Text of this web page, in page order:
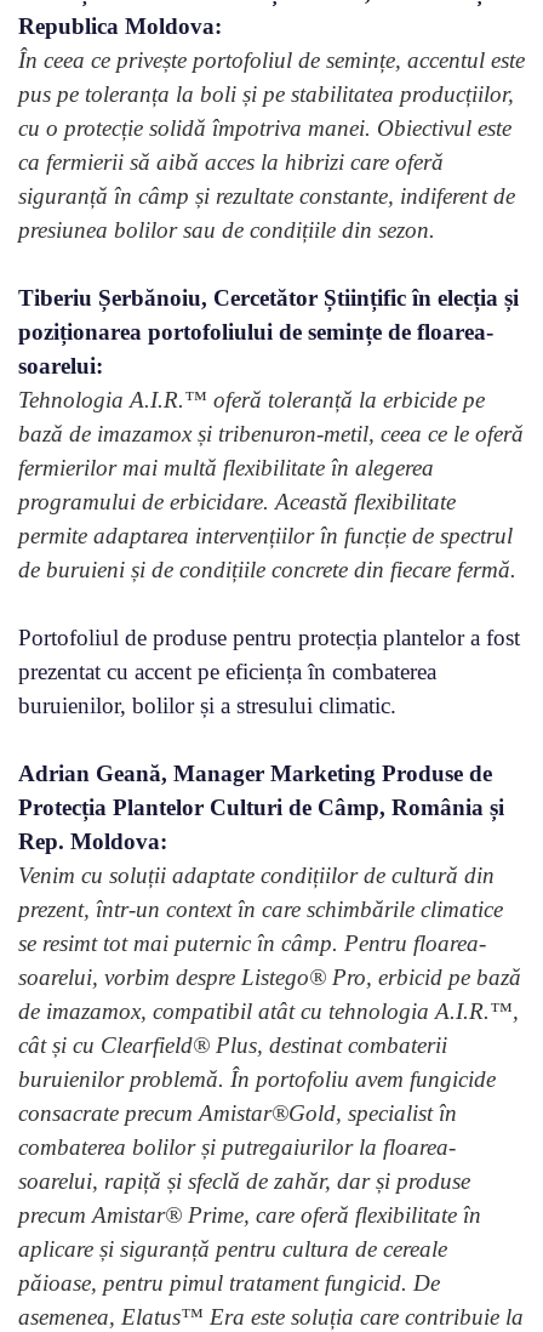
Republica Moldova:
În ceea ce privește portofoliul de semințe, accentul este
pus pe toleranța la boli și pe stabilitatea producțiilor,
cu o protecție solidă împotriva manei. Obiectivul este
ca fermierii să aibă acces la hibrizi care oferă
siguranță în câmp și rezultate constante, indiferent de
presiunea bolilor sau de condițiile din sezon.
Tiberiu Șerbănoiu, Cercetător Științific în elecția și
poziționarea portofoliului de semințe de floarea-
soarelui:
Tehnologia A.I.R.™ oferă toleranță la erbicide pe
bază de imazamox și tribenuron-metil, ceea ce le oferă
fermierilor mai multă flexibilitate în alegerea
programului de erbicidare. Această flexibilitate
permite adaptarea intervențiilor în funcție de spectrul
de buruieni și de condițiile concrete din fiecare fermă.
Portofoliul de produse pentru protecția plantelor a fost
prezentat cu accent pe eficiența în combaterea
buruienilor, bolilor și a stresului climatic.
Adrian Geană, Manager Marketing Produse de
Protecția Plantelor Culturi de Câmp, România și
Rep. Moldova:
Venim cu soluții adaptate condițiilor de cultură din
prezent, într-un context în care schimbările climatice
se resimt tot mai puternic în câmp. Pentru floarea-
soarelui, vorbim despre Listego® Pro, erbicid pe bază
de imazamox, compatibil atât cu tehnologia A.I.R.™,
cât și cu Clearfield® Plus, destinat combaterii
buruienilor problemă. În portofoliu avem fungicide
consacrate precum Amistar®Gold, specialist în
combaterea bolilor și putregaiurilor la floarea-
soarelui, rapiță și sfeclă de zahăr, dar și produse
precum Amistar® Prime, care oferă flexibilitate în
aplicare și siguranță pentru cultura de cereale
păioase, pentru pimul tratament fungicid. De
asemenea, Elatus™ Era este soluția care contribuie la